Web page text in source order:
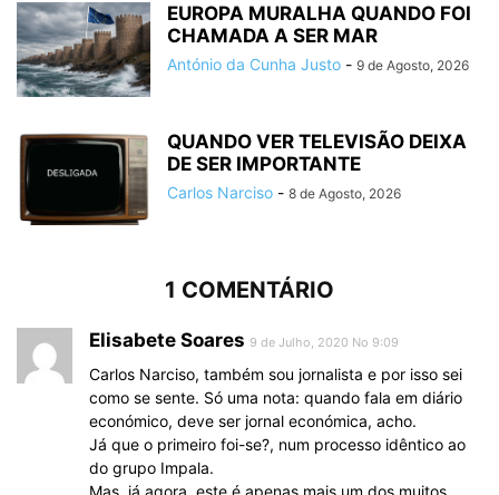
EUROPA MURALHA QUANDO FOI
CHAMADA A SER MAR
António da Cunha Justo - 9 de Agosto, 2026
QUANDO VER TELEVISÃO DEIXA
DE SER IMPORTANTE
Carlos Narciso - 8 de Agosto, 2026
1 COMENTÁRIO
Elisabete Soares 9 de Julho, 2020 No 9:09
Carlos Narciso, também sou jornalista e por isso sei
como se sente. Só uma nota: quando fala em diário
económico, deve ser jornal económica, acho.
Já que o primeiro foi-se?, num processo idêntico ao
do grupo Impala.
Mas, já agora, este é apenas mais um dos muitos